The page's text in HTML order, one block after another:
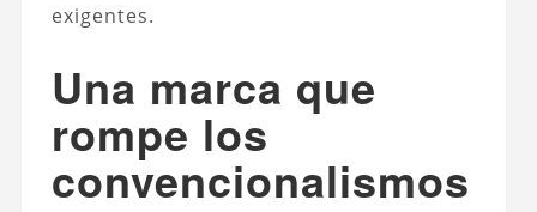
exigentes.
Una marca que
rompe los
convencionalismos